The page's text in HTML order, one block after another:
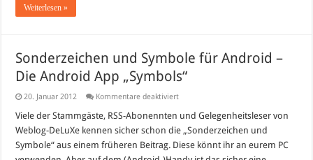
Weiterlesen »
Sonderzeichen und Symbole für Android –
Die Android App „Symbols“
20. Januar 2012 Kommentare deaktiviertfür
und
für
Android
–
Viele der Stammgäste, RSS-Abonennten und Gelegenheitsleser von
Weblog-DeLuXe kennen sicher schon die „Sonderzeichen und
Symbole“ aus einem früheren Beitrag. Diese könnt ihr an eurem PC